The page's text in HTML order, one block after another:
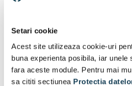
Setari cookie
Acest site utilizeaza cookie-uri
buna experienta posibila, iar
fara aceste module. Pentru mai
sa cititi sectiunea Protectia